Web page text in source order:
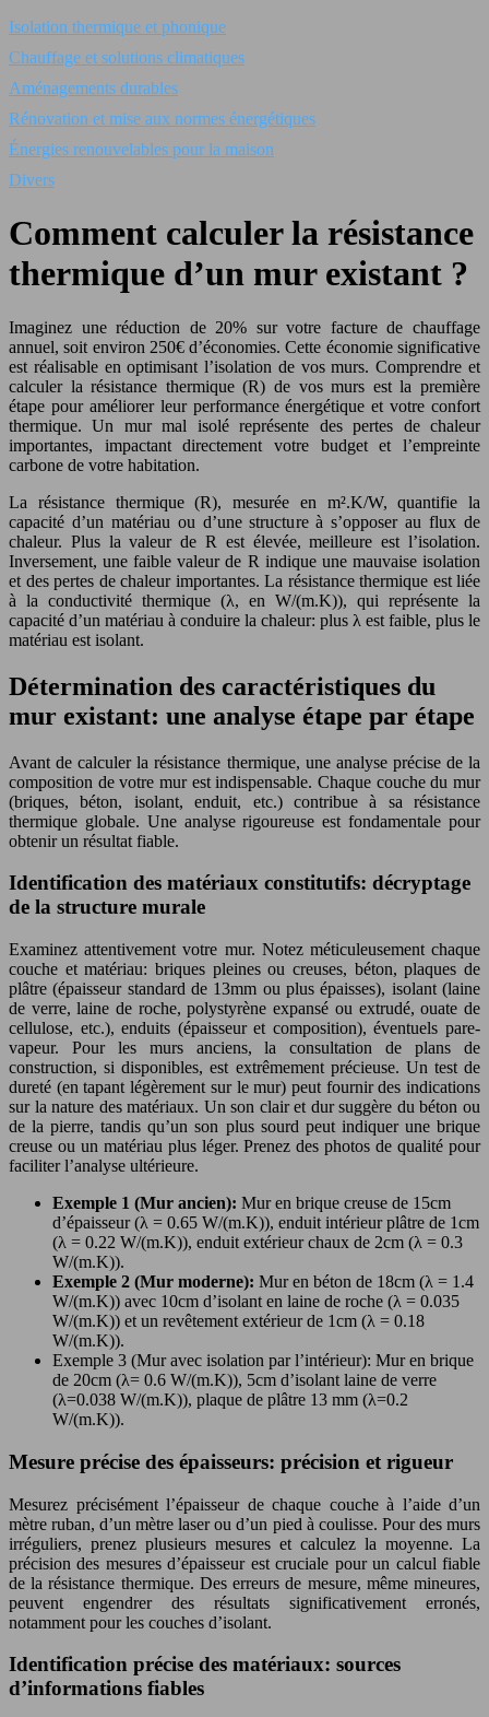
Isolation thermique et phonique
Chauffage et solutions climatiques
Aménagements durables
Rénovation et mise aux normes énergétiques
Énergies renouvelables pour la maison
Divers
Comment calculer la résistance
thermique d’un mur existant ?
Imaginez une réduction de 20% sur votre facture de chauffage
annuel, soit environ 250€ d’économies. Cette économie significative
est réalisable en optimisant l’isolation de vos murs. Comprendre et
calculer la résistance thermique (R) de vos murs est la première
étape pour améliorer leur performance énergétique et votre confort
thermique. Un mur mal isolé représente des pertes de chaleur
importantes, impactant directement votre budget et l’empreinte
carbone de votre habitation.
La résistance thermique (R), mesurée en m².K/W, quantifie la
capacité d’un matériau ou d’une structure à s’opposer au flux de
chaleur. Plus la valeur de R est élevée, meilleure est l’isolation.
Inversement, une faible valeur de R indique une mauvaise isolation
et des pertes de chaleur importantes. La résistance thermique est liée
à la conductivité thermique (λ, en W/(m.K)), qui représente la
capacité d’un matériau à conduire la chaleur: plus λ est faible, plus le
matériau est isolant.
Détermination des caractéristiques du
mur existant: une analyse étape par étape
Avant de calculer la résistance thermique, une analyse précise de la
composition de votre mur est indispensable. Chaque couche du mur
(briques, béton, isolant, enduit, etc.) contribue à sa résistance
thermique globale. Une analyse rigoureuse est fondamentale pour
obtenir un résultat fiable.
Identification des matériaux constitutifs: décryptage
de la structure murale
Examinez attentivement votre mur. Notez méticuleusement chaque
couche et matériau: briques pleines ou creuses, béton, plaques de
plâtre (épaisseur standard de 13mm ou plus épaisses), isolant (laine
de verre, laine de roche, polystyrène expansé ou extrudé, ouate de
cellulose, etc.), enduits (épaisseur et composition), éventuels pare-
vapeur. Pour les murs anciens, la consultation de plans de
construction, si disponibles, est extrêmement précieuse. Un test de
dureté (en tapant légèrement sur le mur) peut fournir des indications
sur la nature des matériaux. Un son clair et dur suggère du béton ou
de la pierre, tandis qu’un son plus sourd peut indiquer une brique
creuse ou un matériau plus léger. Prenez des photos de qualité pour
faciliter l’analyse ultérieure.
Exemple 1 (Mur ancien): Mur en brique creuse de 15cm
d’épaisseur (λ = 0.65 W/(m.K)), enduit intérieur plâtre de 1cm
(λ = 0.22 W/(m.K)), enduit extérieur chaux de 2cm (λ = 0.3
W/(m.K)).
Exemple 2 (Mur moderne): Mur en béton de 18cm (λ = 1.4
W/(m.K)) avec 10cm d’isolant en laine de roche (λ = 0.035
W/(m.K)) et un revêtement extérieur de 1cm (λ = 0.18
W/(m.K)).
Exemple 3 (Mur avec isolation par l’intérieur): Mur en brique
de 20cm (λ= 0.6 W/(m.K)), 5cm d’isolant laine de verre
(λ=0.038 W/(m.K)), plaque de plâtre 13 mm (λ=0.2
W/(m.K)).
Mesure précise des épaisseurs: précision et rigueur
Mesurez précisément l’épaisseur de chaque couche à l’aide d’un
mètre ruban, d’un mètre laser ou d’un pied à coulisse. Pour des murs
irréguliers, prenez plusieurs mesures et calculez la moyenne. La
précision des mesures d’épaisseur est cruciale pour un calcul fiable
de la résistance thermique. Des erreurs de mesure, même mineures,
peuvent engendrer des résultats significativement erronés,
notamment pour les couches d’isolant.
Identification précise des matériaux: sources
d’informations fiables